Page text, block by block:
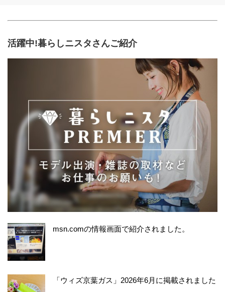
sawa.rararaさんとその周りの方が、幸せで笑顔
♡ お忙しい中、とても嬉しいお気遣いをあり
がとうございました<(_ _)>
活躍中!暮らしニスタさんご紹介
msn.comの情報画面で紹介されました。
「ウィズ京葉ガス」2026年6月に掲載されました